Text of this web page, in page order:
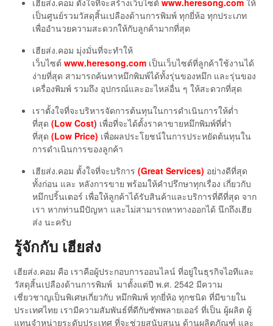
เฮียส่ง.คอม ตั้งใจที่จะสร้างเว็บไซต์ www.heresong.comให้
เป็นศูนย์รวมวัสดุสิ้นเปลืองด้านการพิมพ์ ทุกยี่ห้อ ทุกประเภท
เพื่ออำนวยความสะดวกให้กับลูกค้ามากที่สุด
เฮียส่ง.คอม มุ่งมั่นที่จะทำให้
เว็บไซต์ www.heresong.comเป็นเว็บไซต์ที่ลูกค้าใช้งานได้
ง่ายที่สุด สามารถค้นหาหมึกพิมพ์ได้ทั้งรุ่นของหมึก และรุ่นของ
เครื่องพิมพ์ รวมถึง อุปกรณ์และอะไหล่อื่น ๆ ให้สะดวกที่สุด
เราตั้งใจที่จะบริหารจัดการต้นทุนในการดำเนินการให้ต่ำ
ที่สุด (Low Cost) เพื่อที่จะได้ตั้งราคาขายหมึกพิมพ์ที่ต่ำ
ที่สุด (Low Price) เพื่อผลประโยชน์ในการประหยัดต้นทุนใน
การดำเนินการของลูกค้า
เฮียส่ง.คอม ตั้งใจที่จะบริการ (Great Services) อย่างดีที่สุด
ทั้งก่อน และ หลังการขาย พร้อมให้คำปรึกษาทุกเรื่อง เกี่ยวกับ
หมึกปริ้นเตอร์ เพื่อให้ลูกค้าได้รับสินค้าและบริการที่ดีที่สุด จาก
เรา หากท่านมีปัญหา และไม่สามารถหาทางออกได้ นึกถึงเฮีย
ส่ง นะครับ
รู้จักกับ เฮียส่ง
เฮียส่ง.คอม คือ เราคือผู้ประกอบการออนไลน์ ที่อยู่ในธุรกิจไอทีและ
วัสดุสิ้นเปลืองด้านการพิมพ์ มาตั้งแต่ปี พ.ศ. 2542 มีความ
เชี่ยวชาญเป็นพิเศษเกี่ยวกับ หมึกพิมพ์ ทุกยี่ห้อ ทุกชนิด ที่มีขายใน
ประเทศไทย เรามีความสัมพันธ์ที่ดีกับซัพพลายเออร์ ที่เป็น ผู้ผลิต ผู้
แทนจำหน่ายระดับประเทศ ที่จะช่วยสนับสนุน ด้านผลิตภัณฑ์ และ